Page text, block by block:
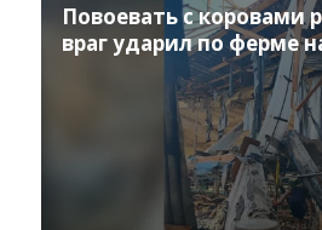
Повоевать с коровами
враг ударил по ферме